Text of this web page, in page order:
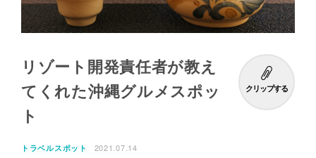
リゾート開発責任者が教え
てくれた沖縄グルメスポッ
ト
クリップする
トラベルスポット 2021.07.14